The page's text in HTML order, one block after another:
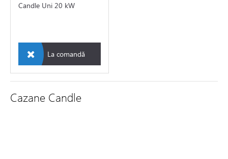
Candle Uni 20 kW
La comandă
Cazane Candle